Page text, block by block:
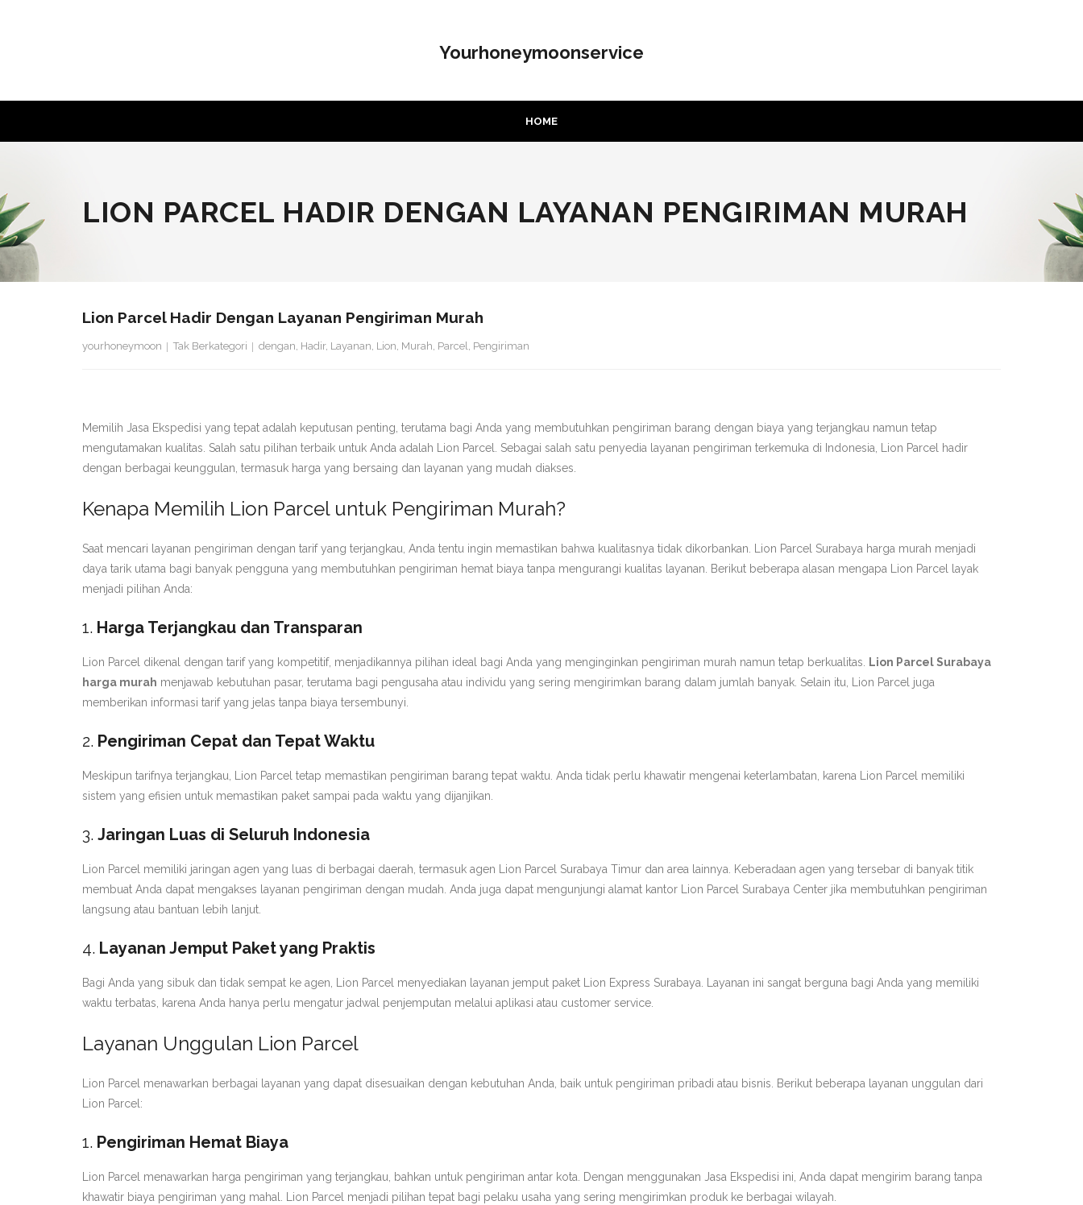
Yourhoneymoonservice
HOME
LION PARCEL HADIR DENGAN LAYANAN PENGIRIMAN MURAH
Lion Parcel Hadir Dengan Layanan Pengiriman Murah
yourhoneymoon Tak Berkategori dengan, Hadir, Layanan, Lion, Murah, Parcel, Pengiriman
Memilih Jasa Ekspedisi yang tepat adalah keputusan penting, terutama bagi Anda yang membutuhkan pengiriman barang dengan biaya yang terjangkau namun tetap
mengutamakan kualitas. Salah satu pilihan terbaik untuk Anda adalah Lion Parcel. Sebagai salah satu penyedia layanan pengiriman terkemuka di Indonesia, Lion Parcel hadir
dengan berbagai keunggulan, termasuk harga yang bersaing dan layanan yang mudah diakses.
Kenapa Memilih Lion Parcel untuk Pengiriman Murah?
Saat mencari layanan pengiriman dengan tarif yang terjangkau, Anda tentu ingin memastikan bahwa kualitasnya tidak dikorbankan. Lion Parcel Surabaya harga murah menjadi
daya tarik utama bagi banyak pengguna yang membutuhkan pengiriman hemat biaya tanpa mengurangi kualitas layanan. Berikut beberapa alasan mengapa Lion Parcel layak
menjadi pilihan Anda:
1. Harga Terjangkau dan Transparan
Lion Parcel dikenal dengan tarif yang kompetitif, menjadikannya pilihan ideal bagi Anda yang menginginkan pengiriman murah namun tetap berkualitas.
Lion Parcel Surabaya
harga murah menjawab kebutuhan pasar, terutama bagi pengusaha atau individu yang sering mengirimkan barang dalam jumlah banyak. Selain itu, Lion Parcel juga
memberikan informasi tarif yang jelas tanpa biaya tersembunyi.
2. Pengiriman Cepat dan Tepat Waktu
Meskipun tarifnya terjangkau, Lion Parcel tetap memastikan pengiriman barang tepat waktu. Anda tidak perlu khawatir mengenai keterlambatan, karena Lion Parcel memiliki
sistem yang efisien untuk memastikan paket sampai pada waktu yang dijanjikan.
3. Jaringan Luas di Seluruh Indonesia
Lion Parcel memiliki jaringan agen yang luas di berbagai daerah, termasuk agen Lion Parcel Surabaya Timur dan area lainnya. Keberadaan agen yang tersebar di banyak titik
membuat Anda dapat mengakses layanan pengiriman dengan mudah. Anda juga dapat mengunjungi alamat kantor Lion Parcel Surabaya Center jika membutuhkan pengiriman
langsung atau bantuan lebih lanjut.
4. Layanan Jemput Paket yang Praktis
Bagi Anda yang sibuk dan tidak sempat ke agen, Lion Parcel menyediakan layanan jemput paket Lion Express Surabaya. Layanan ini sangat berguna bagi Anda yang memiliki
waktu terbatas, karena Anda hanya perlu mengatur jadwal penjemputan melalui aplikasi atau customer service.
Layanan Unggulan Lion Parcel
Lion Parcel menawarkan berbagai layanan yang dapat disesuaikan dengan kebutuhan Anda, baik untuk pengiriman pribadi atau bisnis. Berikut beberapa layanan unggulan dari
Lion Parcel:
1. Pengiriman Hemat Biaya
Lion Parcel menawarkan harga pengiriman yang terjangkau, bahkan untuk pengiriman antar kota. Dengan menggunakan Jasa Ekspedisi ini, Anda dapat mengirim barang tanpa
khawatir biaya pengiriman yang mahal. Lion Parcel menjadi pilihan tepat bagi pelaku usaha yang sering mengirimkan produk ke berbagai wilayah.